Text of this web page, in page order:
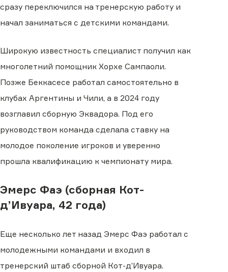
сразу переключился на тренерскую работу и
начал заниматься с детскими командами.
Широкую известность специалист получил как
многолетний помощник Хорхе Сампаоли.
Позже Беккасесе работал самостоятельно в
клубах Аргентины и Чили, а в 2024 году
возглавил сборную Эквадора. Под его
руководством команда сделала ставку на
молодое поколение игроков и уверенно
прошла квалификацию к чемпионату мира.
Эмерс Фаэ (сборная Кот-
д’Ивуара, 42 года)
Еще несколько лет назад Эмерс Фаэ работал с
молодежными командами и входил в
тренерский штаб сборной Кот-д’Ивуара.